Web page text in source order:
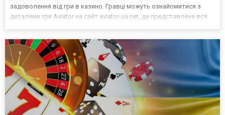
задоволення від гри в казино. Гравці можуть ознайомитися з
деталями гри Aviator на сайт aviator-ua.net, де представлена вся